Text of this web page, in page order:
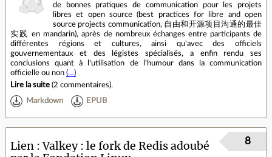
de bonnes pratiques de communication pour les projets
libres et open source (best practices for libre and open
source projects communication, 自由和开源项目沟通的最佳
实践 en mandarin), après de nombreux échanges entre participants de
différentes régions et cultures, ainsi qu'avec des officiels
gouvernementaux et des légistes spécialisés, a enfin rendu ses
conclusions quant à l'utilisation de l'humour dans la communication
officielle ou non (…)
Lire la suite (2 commentaires).
Markdown EPUB
Lien
Valkey : le fork de Redis adoubé
8